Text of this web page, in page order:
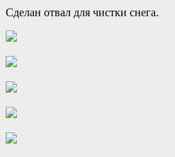
Сделан отвал для чистки снега.